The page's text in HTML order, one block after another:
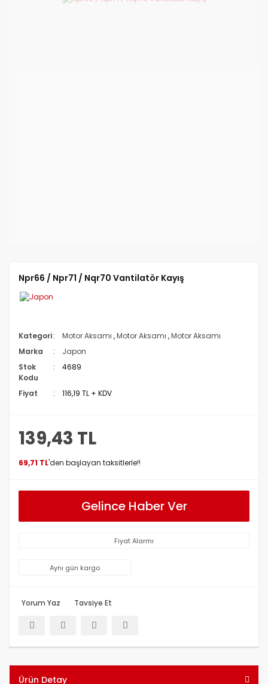
Npr66 / Npr71 / Nqr70 Vantilatör Kayış
Kategori Motor Aksamı ,Motor Aksamı ,Motor Aksamı
Marka
Japon
Stok
Kodu
4689
Fiyat 116,19 TL + KDV
139,43 TL
69,71 TL'den başlayan taksitlerle!!
Gelince Haber Ver
Fiyat Alarmı
Aynı gün kargo
Yorum Yaz Tavsiye Et
Ürün Detay